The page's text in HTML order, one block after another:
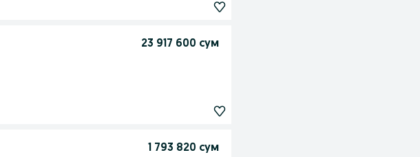
23 917 600 сум
1 793 820 сум